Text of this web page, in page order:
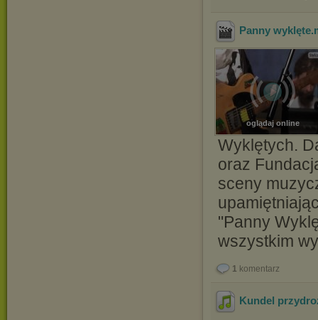
Panny wyklęte
oglądaj online
Wyklętych.
oraz
sceny
"Panny
wszystkim
1 komentarz
Kundel